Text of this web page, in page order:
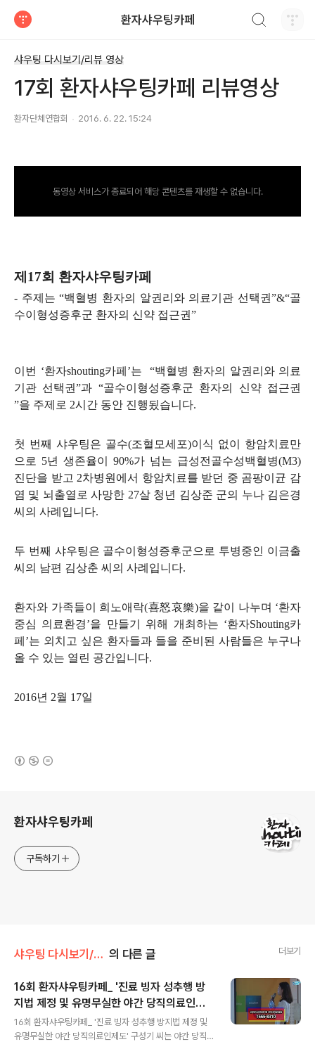
환자샤우팅카페
샤우팅 다시보기/리뷰 영상
17회 환자샤우팅카페 리뷰영상
환자단체연합회 2016. 6. 22. 15:24
동영상 서비스가 종료되어 해당 콘텐츠를 재생할 수 없습니다.
제17회 환자샤우팅카페
- 주제는 “백혈병 환자의 알권리와 의료기관 선택권”&“골
수이형성증후군 환자의 신약 접근권”
이번 ‘환자shouting카페’는 “백혈병 환자의 알권리와 의료
기관 선택권”과 “골수이형성증후군 환자의 신약 접근권
”을 주제로 2시간 동안 진행됬습니다.
첫 번째 샤우팅은 골수(조혈모세포)이식 없이 항암치료만
으로 5년 생존율이 90%가 넘는 급성전골수성백혈병(M3)
진단을 받고 2차병원에서 항암치료를 받던 중 곰팡이균 감
염 및 뇌출열로 사망한 27살 청년 김상준 군의 누나 김은경
씨의 사례입니다.
두 번째 샤우팅은 골수이형성증후군으로 투병중인 이금출
씨의 남편 김상춘 씨의 사례입니다.
환자와 가족들이 희노애락(喜怒哀樂)을 같이 나누며 ‘환자
중심 의료환경’을 만들기 위해 개최하는 ‘환자Shouting카
페’는 외치고 싶은 환자들과 들을 준비된 사람들은 누구나
올 수 있는 열린 공간입니다.
2016년 2월 17일
환자샤우팅카페
구독하기
샤우팅 다시보기/리뷰 영상 의 다른 글 더보기
16회 환자샤우팅카페_ '진료 빙자 성추행 방
지법 제정 및 유명무실한 야간 당직의료인제
도'
16회 환자샤우팅카페_ '진료 빙자 성추행 방지법 제정 및
유명무실한 야간 당직의료인제도' 구성기 씨는 야간 당직